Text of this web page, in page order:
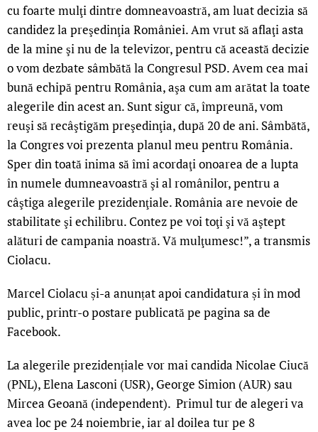
cu foarte mulţi dintre domneavoastră, am luat decizia să
candidez la preşedinţia României. Am vrut să aflaţi asta
de la mine şi nu de la televizor, pentru că această decizie
o vom dezbate sâmbătă la Congresul PSD. Avem cea mai
bună echipă pentru România, aşa cum am arătat la toate
alegerile din acest an. Sunt sigur că, împreună, vom
reuşi să recâştigăm preşedinţia, după 20 de ani. Sâmbătă,
la Congres voi prezenta planul meu pentru România.
Sper din toată inima să îmi acordaţi onoarea de a lupta
în numele dumneavoastră şi al românilor, pentru a
câştiga alegerile prezidenţiale. România are nevoie de
stabilitate şi echilibru. Contez pe voi toţi şi vă aştept
alături de campania noastră. Vă mulţumesc!”, a transmis
Ciolacu.
Marcel Ciolacu și-a anunțat apoi candidatura și în mod
public, printr-o postare publicată pe pagina sa de
Facebook.
La alegerile prezidențiale vor mai candida Nicolae Ciucă
(PNL), Elena Lasconi (USR), George Simion (AUR) sau
Mircea Geoană (independent). Primul tur de alegeri va
avea loc pe 24 noiembrie, iar al doilea tur pe 8